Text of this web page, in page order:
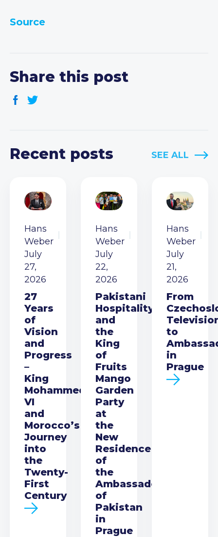
Source
Share this post
Recent posts SEE ALL
Hans
Weber
July
27,
2026
27
Years
of
Vision
and
Progress
–
King
Mohammed
VI
and
Morocco’s
Journey
into
the
Twenty-
First
Century
Hans
Weber
July
22,
2026
Pakistani
Hospitality
and
the
King
of
Fruits
Mango
Garden
Party
at
the
New
Residence
of
the
Ambassador
of
Pakistan
in
Prague
Hans
Weber
July
21,
2026
From
to
in
Prague